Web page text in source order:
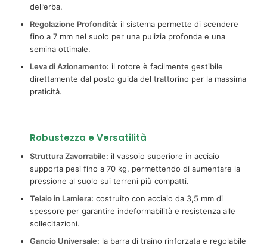
dell’erba.
Regolazione Profondità: il sistema permette di scendere
fino a 7 mm nel suolo per una pulizia profonda e una
semina ottimale.
Leva di Azionamento: il rotore è facilmente gestibile
direttamente dal posto guida del trattorino per la massima
praticità.
Robustezza e Versatilità
Struttura Zavorrabile: il vassoio superiore in acciaio
supporta pesi fino a 70 kg, permettendo di aumentare la
pressione al suolo sui terreni più compatti.
Telaio in Lamiera: costruito con acciaio da 3,5 mm di
spessore per garantire indeformabilità e resistenza alle
sollecitazioni.
Gancio Universale: la barra di traino rinforzata e regolabile